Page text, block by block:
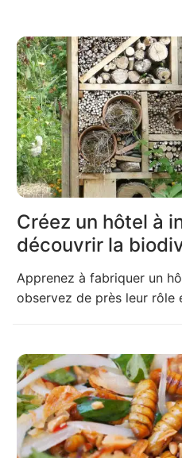
Créez un hôtel à
découvrir la
Apprenez à fabriquer un
observez de près leur rôle